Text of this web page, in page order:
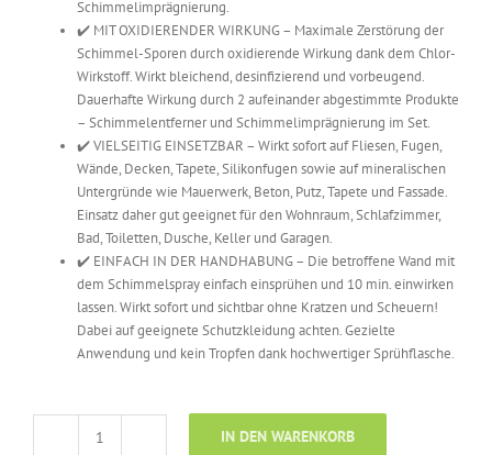
Schimmelimprägnierung.
✔️ MIT OXIDIERENDER WIRKUNG – Maximale Zerstörung der
Schimmel-Sporen durch oxidierende Wirkung dank dem Chlor-
Wirkstoff. Wirkt bleichend, desinfizierend und vorbeugend.
Dauerhafte Wirkung durch 2 aufeinander abgestimmte Produkte
– Schimmelentferner und Schimmelimprägnierung im Set.
✔️ VIELSEITIG EINSETZBAR – Wirkt sofort auf Fliesen, Fugen,
Wände, Decken, Tapete, Silikonfugen sowie auf mineralischen
Untergründe wie Mauerwerk, Beton, Putz, Tapete und Fassade.
Einsatz daher gut geeignet für den Wohnraum, Schlafzimmer,
Bad, Toiletten, Dusche, Keller und Garagen.
✔️ EINFACH IN DER HANDHABUNG – Die betroffene Wand mit
dem Schimmelspray einfach einsprühen und 10 min. einwirken
lassen. Wirkt sofort und sichtbar ohne Kratzen und Scheuern!
Dabei auf geeignete Schutzkleidung achten. Gezielte
Anwendung und kein Tropfen dank hochwertiger Sprühflasche.
Stoppex®-
IN DEN WARENKORB